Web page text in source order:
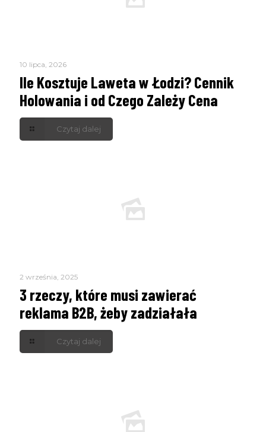
10 lipca, 2026
Ile Kosztuje Laweta w Łodzi? Cennik
Holowania i od Czego Zależy Cena
Czytaj dalej
2 września, 2025
3 rzeczy, które musi zawierać
reklama B2B, żeby zadziałała
Czytaj dalej